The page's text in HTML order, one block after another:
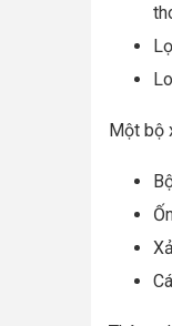
Một bộ